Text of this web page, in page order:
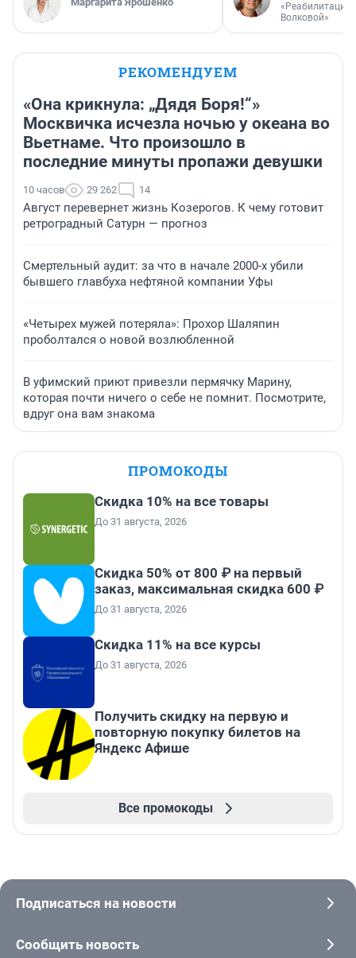
«Реабилитация
Волковой»
РЕКОМЕНДУЕМ
«Она крикнула: „Дядя Боря!“»
Москвичка исчезла ночью у океана во
Вьетнаме. Что произошло в
последние минуты пропажи девушки
10 часов 29 262 14
Август перевернет жизнь Козерогов. К чему готовит
ретроградный Сатурн — прогноз
Смертельный аудит: за что в начале 2000-х убили
бывшего главбуха нефтяной компании Уфы
«Четырех мужей потеряла»: Прохор Шаляпин
проболтался о новой возлюбленной
В уфимский приют привезли пермячку Марину,
которая почти ничего о себе не помнит. Посмотрите,
вдруг она вам знакома
ПРОМОКОДЫ
Скидка 10% на все товары
До 31 августа, 2026
Скидка 50% от 800 ₽ на первый
заказ, максимальная скидка 600 ₽
До 31 августа, 2026
Скидка 11% на все курсы
До 31 августа, 2026
Получить скидку на первую и
повторную покупку билетов на
Яндекс Афише
Все промокоды
Подписаться на новости
Сообщить новость